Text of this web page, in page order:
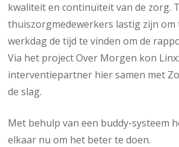
kwaliteit en continuïteit van de zorg.
thuiszorgmedewerkers lastig zijn om
werkdag de tijd te vinden om de
Via het project Over Morgen kon
interventiepartner hier samen met
de slag.
Met behulp van een buddy-systeem
elkaar nu om het beter te doen.